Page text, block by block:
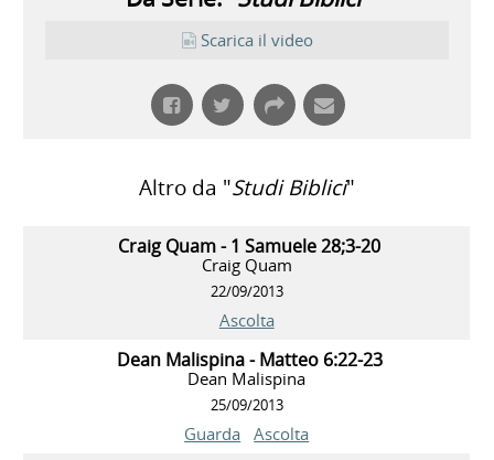
Scarica il video
Altro da "Studi Biblici"
Craig Quam - 1 Samuele 28;3-20
Craig Quam
22/09/2013
Ascolta
Dean Malispina - Matteo 6:22-23
Dean Malispina
25/09/2013
Guarda Ascolta